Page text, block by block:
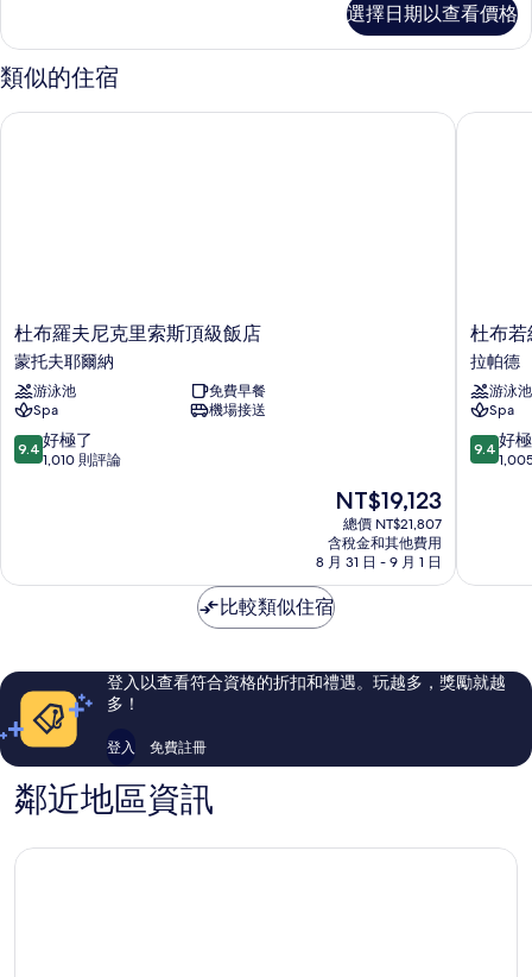
景
的
所
有
雙
人
房,
台,
選擇日期以查看價格
類似的住宿
杜
布
羅
夫
尼
克
里
店
耶
爾
杜布羅夫尼克里索斯頂級飯店
蒙托夫耶爾納
游泳池
免費早餐
Spa
機場接送
9.4
分，
極
評
論
9.4 好極了
1,010 則評論
現
在
價
格
為
NT$19,123
NT$19,123
總價 NT$21,807
含稅金和其他費用
8 月 31 日 - 9 月 1 日
杜布羅夫尼克里索斯頂級飯店
杜
布
若
維
尼
克
宮
德
杜布若
拉帕德
游泳池
Spa
9.4
分，
極
評
論
9.4 好
杜布若
比較類似住宿
登入以查看符合資格的折扣和禮遇。玩越多，獎勵就越
多！
登入 免費註冊
鄰近地區資訊